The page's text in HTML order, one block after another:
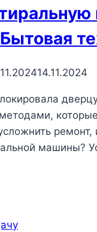
14.11.2024
машины?